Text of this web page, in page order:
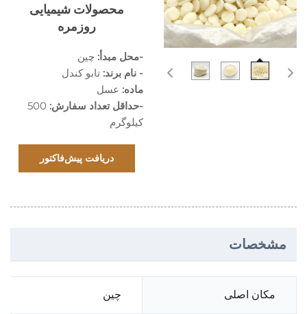
محصولات شیمیایی
روزمره
-محل مبدأ: چین
- نام برند: تابو کندل
ماده: عسل
-حداقل تعداد سفارش: 500
کیلوگرم
دریافت پیش‌فاکتور
مشخصات
مکان اصلی چین